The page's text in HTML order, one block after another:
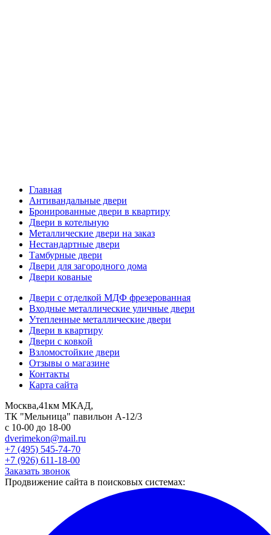
Главная
Антивандальные двери
Бронированные двери в квартиру
Двери в котельную
Металлические двери на заказ
Нестандартные двери
Тамбурные двери
Двери для загородного дома
Двери кованые
Двери с отделкой МДФ фрезерованная
Входные металлические уличные двери
Утепленные металлические двери
Двери в квартиру
Двери с ковкой
Взломостойкие двери
Отзывы о магазине
Контакты
Карта сайта
Москва,41км МКАД,
ТК "Мельница" павильон А-12/3
с 10-00 до 18-00
dverimekon@mail.ru
+7 (495) 545-74-70
+7 (926) 611-18-00
Заказать звонок
Продвижение сайта в поисковых системах: